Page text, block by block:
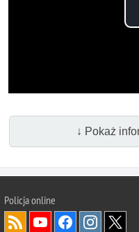
↓ Pokaż
Policja online